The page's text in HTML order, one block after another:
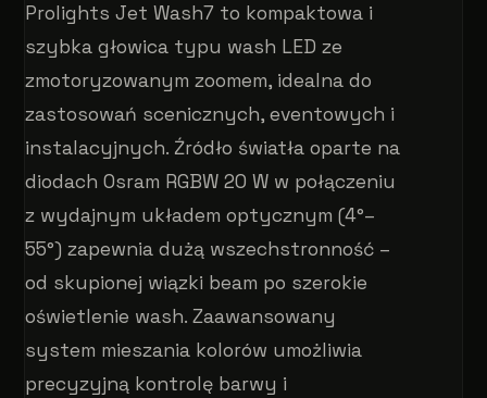
Prolights Jet Wash7 to kompaktowa i
szybka głowica typu wash LED ze
zmotoryzowanym zoomem, idealna do
zastosowań scenicznych, eventowych i
instalacyjnych. Źródło światła oparte na
diodach Osram RGBW 20 W w połączeniu
z wydajnym układem optycznym (4°–
55°) zapewnia dużą wszechstronność –
od skupionej wiązki beam po szerokie
oświetlenie wash. Zaawansowany
system mieszania kolorów umożliwia
precyzyjną kontrolę barwy i